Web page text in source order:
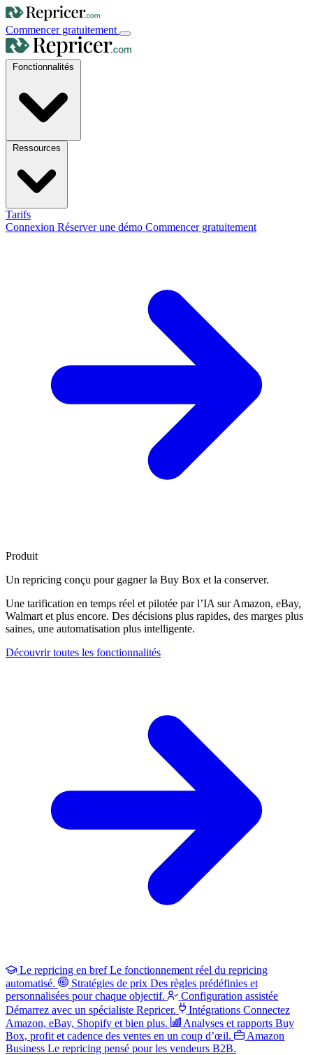
Commencer gratuitement
Tarifs
Connexion Réserver une démo Commencer gratuitement
Produit
Un repricing conçu pour gagner la Buy Box et la conserver.
Une tarification en temps réel et pilotée par l’IA sur Amazon, eBay,
Walmart et plus encore. Des décisions plus rapides, des marges plus
saines, une automatisation plus intelligente.
Découvrir toutes les fonctionnalités
Le repricing en bref Le fonctionnement réel du repricing
automatisé.
Stratégies de prix Des règles prédéfinies et
personnalisées pour chaque objectif.
Configuration assistée
Démarrez avec un spécialiste Repricer.
Intégrations Connectez
Amazon, eBay, Shopify et bien plus.
Analyses et rapports Buy
Box, profit et cadence des ventes en un coup d’œil.
Amazon
Business Le repricing pensé pour les vendeurs B2B.